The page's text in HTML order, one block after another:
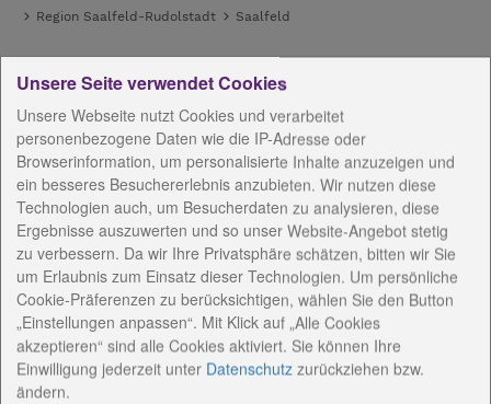
Region Saalfeld-Rudolstadt Saalfeld
Wohnangebote in
Saalfeld/ Rudolstadt
Unsere Seite verwendet Cookies
Unsere Webseite nutzt Cookies und verarbeitet
personenbezogene Daten wie die IP-Adresse oder
Browserinformation, um personalisierte Inhalte anzuzeigen und
ein besseres Besuchererlebnis anzubieten. Wir nutzen diese
Technologien auch, um Besucherdaten zu analysieren, diese
Ergebnisse auszuwerten und so unser Website-Angebot stetig
zu verbessern. Da wir Ihre Privatsphäre schätzen, bitten wir Sie
um Erlaubnis zum Einsatz dieser Technologien. Um persönliche
Cookie-Präferenzen zu berücksichtigen, wählen Sie den Button
„Einstellungen anpassen“. Mit Klick auf „Alle Cookies
akzeptieren“ sind alle Cookies aktiviert. Sie können Ihre
Einwilligung jederzeit unter Datenschutz zurückziehen bzw.
ändern.